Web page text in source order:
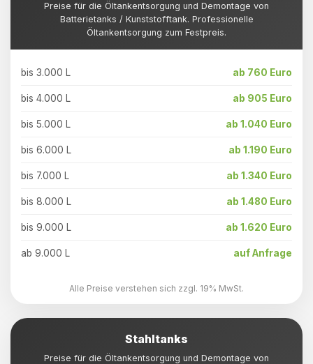
Preise für die Öltankentsorgung und Demontage von
Batterietanks / Kunststofftank. Professionelle
Öltankentsorgung zum Festpreis.
bis 3.000 L ab 760 Euro
bis 4.000 L ab 905 Euro
bis 5.000 L ab 1.040 Euro
bis 6.000 L ab 1.190 Euro
bis 7.000 L ab 1.340 Euro
bis 8.000 L ab 1.480 Euro
bis 9.000 L ab 1.620 Euro
ab 9.000 L auf Anfrage
Alle Preise verstehen sich zzgl. 19% MwSt.
Stahltanks
Preise für die Öltankentsorgung und Demontage von